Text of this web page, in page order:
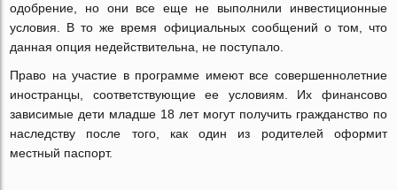
одобрение, но они все еще не выполнили инвестиционные
условия. В то же время официальных сообщений о том, что
данная опция недействительна, не поступало.
Право на участие в программе имеют все совершеннолетние
иностранцы, соответствующие ее условиям. Их финансово
зависимые дети младше 18 лет могут получить гражданство по
наследству после того, как один из родителей оформит
местный паспорт.